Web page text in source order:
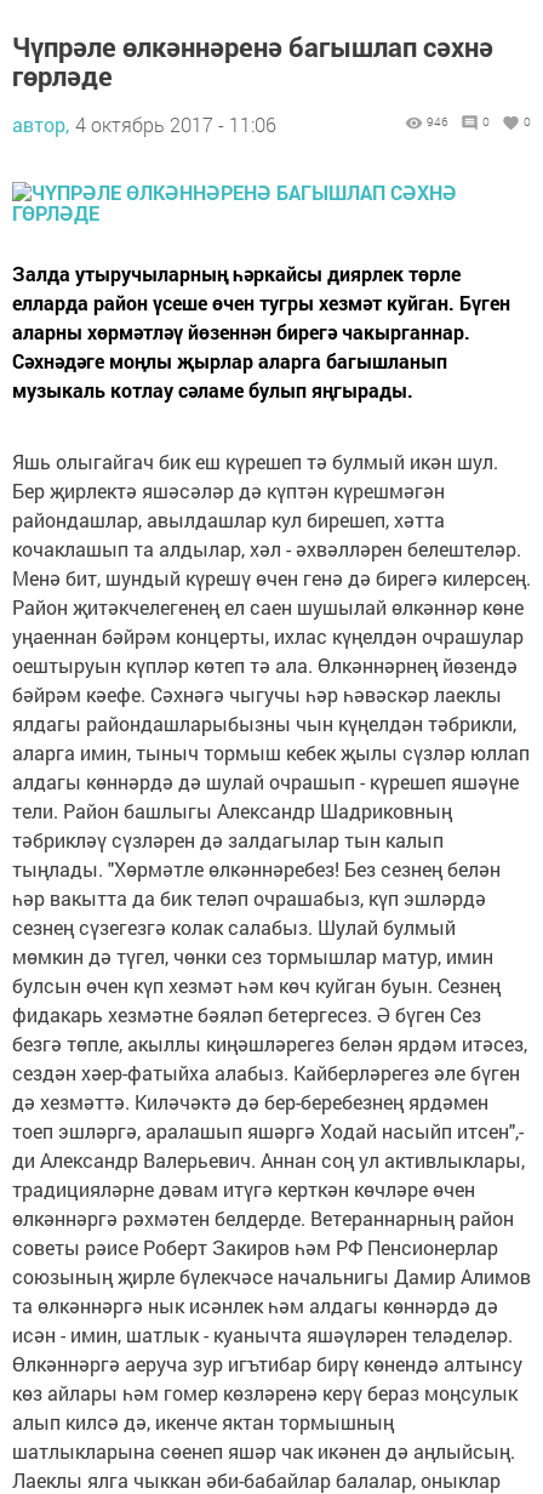
Чүпрәле өлкәннәренә багышлап сәхнә
гөрләде
автор, 4 октябрь 2017 - 11:06 946 0 0
Залда утыручыларның һәркайсы диярлек төрле
елларда район үсеше өчен тугры хезмәт куйган. Бүген
аларны хөрмәтләү йөзеннән бирегә чакырганнар.
Сәхнәдәге моңлы җырлар аларга багышланып
музыкаль котлау сәламе булып яңгырады.
Яшь олыгайгач бик еш күрешеп тә булмый икән шул.
Бер җирлектә яшәсәләр дә күптән күрешмәгән
райондашлар, авылдашлар кул бирешеп, хәтта
кочаклашып та алдылар, хәл - әхвәлләрен белештеләр.
Менә бит, шундый күрешү өчен генә дә бирегә килерсең.
Район җитәкчелегенең ел саен шушылай өлкәннәр көне
уңаеннан бәйрәм концерты, ихлас күңелдән очрашулар
оештыруын күпләр көтеп тә ала. Өлкәннәрнең йөзендә
бәйрәм кәефе. Сәхнәгә чыгучы һәр һәвәскәр лаеклы
ялдагы райондашларыбызны чын күңелдән тәбрикли,
аларга имин, тыныч тормыш кебек җылы сүзләр юллап
алдагы көннәрдә дә шулай очрашып - күрешеп яшәүне
тели. Район башлыгы Александр Шадриковның
тәбрикләү сүзләрен дә залдагылар тын калып
тыңлады. "Хөрмәтле өлкәннәребез! Без сезнең белән
һәр вакытта да бик теләп очрашабыз, күп эшләрдә
сезнең сүзегезгә колак салабыз. Шулай булмый
мөмкин дә түгел, чөнки сез тормышлар матур, имин
булсын өчен күп хезмәт һәм көч куйган буын. Сезнең
фидакарь хезмәтне бәяләп бетергесез. Ә бүген Сез
безгә төпле, акыллы киңәшләрегез белән ярдәм итәсез,
сездән хәер-фатыйха алабыз. Кайберләрегез әле бүген
дә хезмәттә. Киләчәктә дә бер-беребезнең ярдәмен
тоеп эшләргә, аралашып яшәргә Ходай насыйп итсен",-
ди Александр Валерьевич. Аннан соң ул активлыклары,
традицияләрне дәвам итүгә керткән көчләре өчен
өлкәннәргә рәхмәтен белдерде. Ветераннарның район
советы рәисе Роберт Закиров һәм РФ Пенсионерлар
союзының җирле бүлекчәсе начальнигы Дамир Алимов
та өлкәннәргә нык исәнлек һәм алдагы көннәрдә дә
исән - имин, шатлык - куанычта яшәүләрен теләделәр.
Өлкәннәргә аеруча зур игътибар бирү көнендә алтынсу
көз айлары һәм гомер көзләренә керү бераз моңсулык
алып килсә дә, икенче яктан тормышның
шатлыкларына сөенеп яшәр чак икәнен дә аңлыйсың.
Лаеклы ялга чыккан әби-бабайлар балалар, оныклар